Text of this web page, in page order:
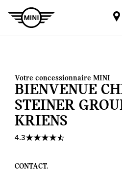
Votre concessionnaire MINI
BIENVENUE
STEINER
KRIENS
4.3
CONTACT.